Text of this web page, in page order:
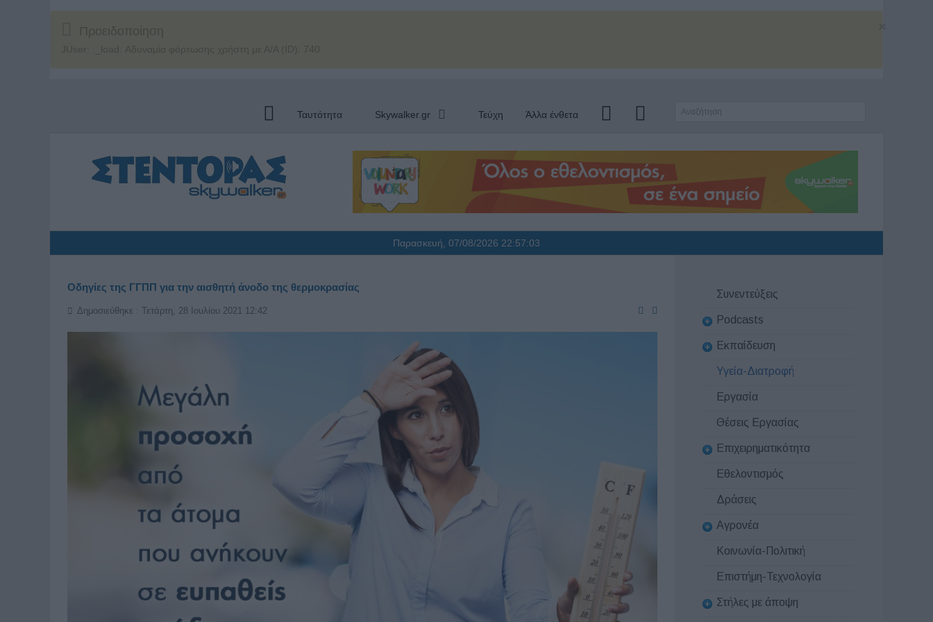
Προειδοποίηση
JUser: :_load: Αδυναμία φόρτωσης χρήστη με Α/Α (ID): 740
Ταυτότητα Skywalker.gr Τεύχη Άλλα ένθετα
Παρασκευή, 07/08/2026 22:57:04
Οδηγίες της ΓΓΠΠ για την αισθητή άνοδο της θερμοκρασίας
Δημοσιεύθηκε : Τετάρτη, 28 Ιουλίου 2021 12:42
Συνεντεύξεις
Podcasts
Εκπαίδευση
Υγεία-Διατροφή
Εργασία
Θέσεις Εργασίας
Επιχειρηματικότητα
Εθελοντισμός
Δράσεις
Αγρονέα
Κοινωνία-Πολιτική
Επιστήμη-Τεχνολογία
Στήλες με άποψη